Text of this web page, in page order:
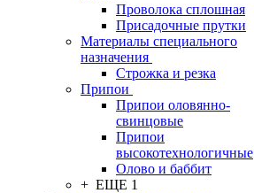
Проволока сплошная
Присадочные прутки
Материалы специального
назначения
Строжка и резка
Припои
Припои оловянно-
свинцовые
Припои
высокотехнологичные
Олово и баббит
+ ЕЩЕ 1